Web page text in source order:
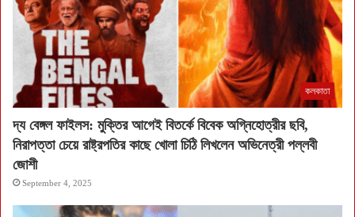
কলকাতা
দ্য বেঙ্গল ফাইলস: মুক্তির আগেই বিতর্কে বিবেক অগ্নিহোত্রীর ছবি,
নিরাপত্তা চেয়ে রাষ্ট্রপতির কাছে খোলা চিঠি লিখলেন অভিনেত্রী পল্লবী
জোশী
September 4, 2025